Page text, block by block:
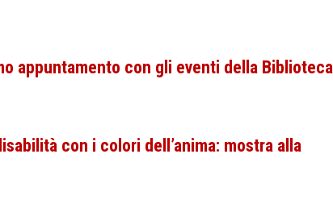
appuntamento con gli eventi della Biblioteca
con i colori dell’anima: mostra alla